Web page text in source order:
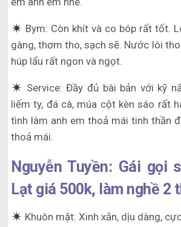
Bym: Còn khít và co bóp rất tốt.
gàng, thơm tho, sạch sẽ. Nước lôi
húp lẩu rất ngon và ngọt.
Service: Đầy đủ bài bản với kỹ
liếm ty, đá cà, múa cột kèn sáo rất
tình làm anh em thoả mái tinh thần
thoả mái.
Nguyễn Tuyền: Gái gọi
Lạt giá 500k, làm nghề 2
Khuôn mặt: Xinh xắn, dịu dàng,